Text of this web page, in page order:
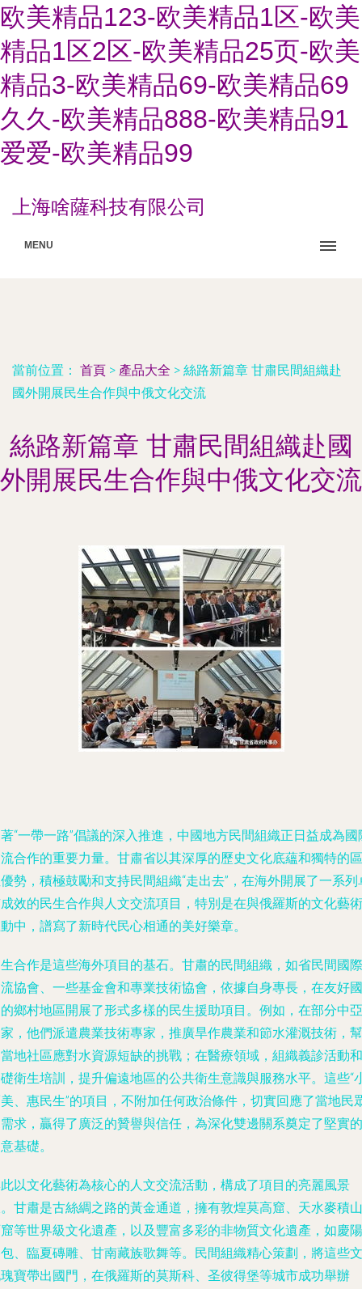
欧美精品123-欧美精品1区-欧美
精品1区2区-欧美精品25页-欧美
精品3-欧美精品69-欧美精品69
久久-欧美精品888-欧美精品91
爱爱-欧美精品99
上海啥薩科技有限公司
MENU
當前位置： 首頁 > 產品大全 > 絲路新篇章 甘肅民間組織赴
國外開展民生合作與中俄文化交流
絲路新篇章 甘肅民間組織赴國
外開展民生合作與中俄文化交流
“一帶一路”倡議的深入推進，中國地方民間組織正日益成為國
合作的重要力量。甘肅省以其深厚的歷史文化底蘊和獨特的區
勢，積極鼓勵和支持民間組織“走出去”，在海外開展了一系列
效的民生合作與人文交流項目，特別是在與俄羅斯的文化藝術
中，譜寫了新時代民心相通的美好樂章。
合作是這些海外項目的基石。甘肅的民間組織，如省民間國際
協會、一些基金會和專業技術協會，依據自身專長，在友好國
鄉村地區開展了形式多樣的民生援助項目。例如，在部分中亞
，他們派遣農業技術專家，推廣旱作農業和節水灌溉技術，幫
地社區應對水資源短缺的挑戰；在醫療領域，組織義診活動和
衛生培訓，提升偏遠地區的公共衛生意識與服務水平。這些“
、惠民生”的項目，不附加任何政治條件，切實回應了當地民
求，贏得了廣泛的贊譽與信任，為深化雙邊關系奠定了堅實的
基礎。
以文化藝術為核心的人文交流活動，構成了項目的亮麗風景
甘肅是古絲綢之路的黃金通道，擁有敦煌莫高窟、天水麥積山
等世界級文化遺產，以及豐富多彩的非物質文化遺產，如慶陽
、臨夏磚雕、甘南藏族歌舞等。民間組織精心策劃，將這些文
寶帶出國門，在俄羅斯的莫斯科、圣彼得堡等城市成功舉辦